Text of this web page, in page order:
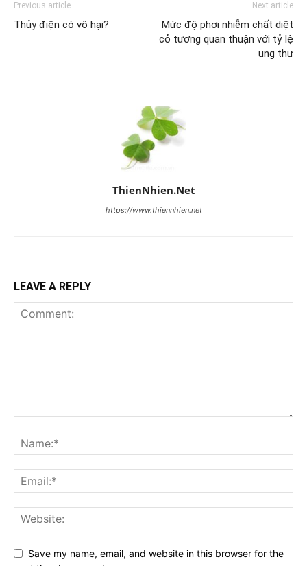
Previous article
Thủy điện có vô hại?
Next article
Mức độ phơi nhiễm chất diệt
cỏ tương quan thuận với tỷ lệ
ung thư
ThienNhien.Net
https://www.thiennhien.net
LEAVE A REPLY
Save my name, email, and website in this browser for the